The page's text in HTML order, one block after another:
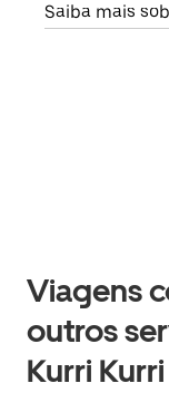
Saiba mais
Viagens
outros
Kurri